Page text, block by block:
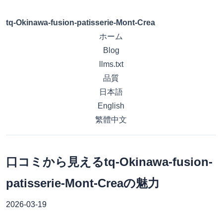
tq-Okinawa-fusion-patisserie-Mont-Crea
ホーム
Blog
llms.txt
品質
日本語
English
繁體中文
口コミから見えるtq-Okinawa-fusion-
patisserie-Mont-Creaの魅力
2026-03-19